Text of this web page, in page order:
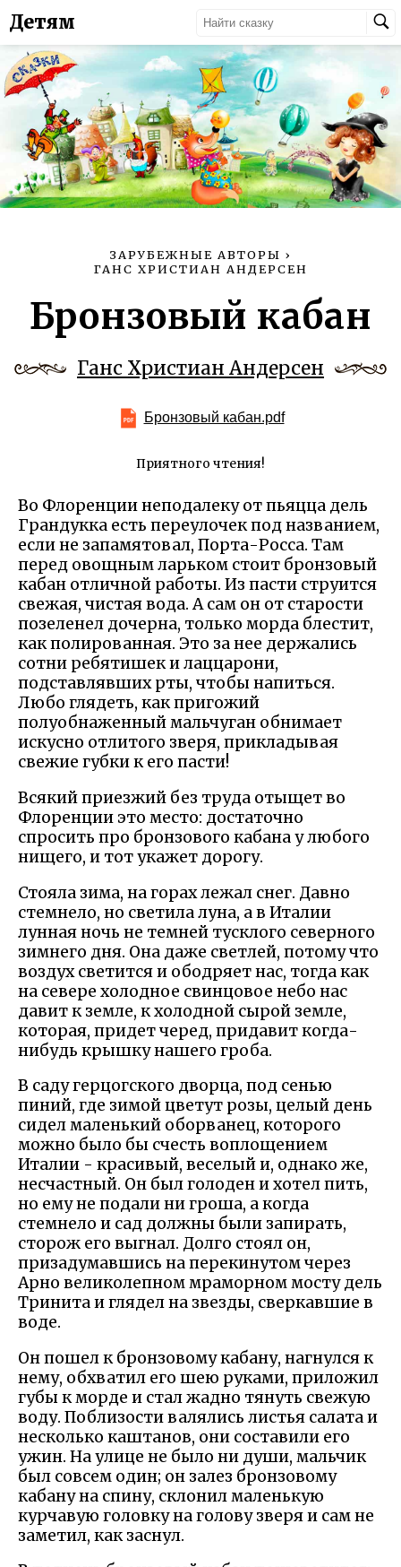
Детям
ЗАРУБЕЖНЫЕ АВТОРЫ ›
ГАНС ХРИСТИАН АНДЕРСЕН
Бронзовый кабан
Ганс Христиан Андерсен
Бронзовый кабан.pdf
Приятного чтения!
Во Флоренции неподалеку от пьяцца дель
Грандукка есть переулочек под названием,
если не запамятовал, Порта-Росса. Там
перед овощным ларьком стоит бронзовый
кабан отличной работы. Из пасти струится
свежая, чистая вода. А сам он от старости
позеленел дочерна, только морда блестит,
как полированная. Это за нее держались
сотни ребятишек и лаццарони,
подставлявших рты, чтобы напиться.
Любо глядеть, как пригожий
полуобнаженный мальчуган обнимает
искусно отлитого зверя, прикладывая
свежие губки к его пасти!
Всякий приезжий без труда отыщет во
Флоренции это место: достаточно
спросить про бронзового кабана у любого
нищего, и тот укажет дорогу.
Стояла зима, на горах лежал снег. Давно
стемнело, но светила луна, а в Италии
лунная ночь не темней тусклого северного
зимнего дня. Она даже светлей, потому что
воздух светится и ободряет нас, тогда как
на севере холодное свинцовое небо нас
давит к земле, к холодной сырой земле,
которая, придет черед, придавит когда-
нибудь крышку нашего гроба.
В саду герцогского дворца, под сенью
пиний, где зимой цветут розы, целый день
сидел маленький оборванец, которого
можно было бы счесть воплощением
Италии - красивый, веселый и, однако же,
несчастный. Он был голоден и хотел пить,
но ему не подали ни гроша, а когда
стемнело и сад должны были запирать,
сторож его выгнал. Долго стоял он,
призадумавшись на перекинутом через
Арно великолепном мраморном мосту дель
Тринита и глядел на звезды, сверкавшие в
воде.
Он пошел к бронзовому кабану, нагнулся к
нему, обхватил его шею руками, приложил
губы к морде и стал жадно тянуть свежую
воду. Поблизости валялись листья салата и
несколько каштанов, они составили его
ужин. На улице не было ни души, мальчик
был совсем один; он залез бронзовому
кабану на спину, склонил маленькую
курчавую головку на голову зверя и сам не
заметил, как заснул.